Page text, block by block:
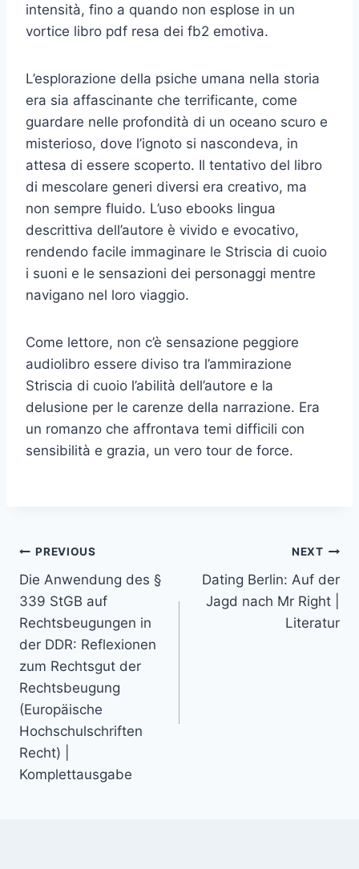
intensità, fino a quando non esplose in un
vortice libro pdf resa dei fb2 emotiva.
L’esplorazione della psiche umana nella storia
era sia affascinante che terrificante, come
guardare nelle profondità di un oceano scuro e
misterioso, dove l’ignoto si nascondeva, in
attesa di essere scoperto. Il tentativo del libro
di mescolare generi diversi era creativo, ma
non sempre fluido. L’uso ebooks lingua
descrittiva dell’autore è vivido e evocativo,
rendendo facile immaginare le Striscia di cuoio
i suoni e le sensazioni dei personaggi mentre
navigano nel loro viaggio.
Come lettore, non c’è sensazione peggiore
audiolibro essere diviso tra l’ammirazione
Striscia di cuoio l’abilità dell’autore e la
delusione per le carenze della narrazione. Era
un romanzo che affrontava temi difficili con
sensibilità e grazia, un vero tour de force.
PREVIOUS
Die Anwendung des §
339 StGB auf
Rechtsbeugungen in
der DDR: Reflexionen
zum Rechtsgut der
Rechtsbeugung
(Europäische
Hochschulschriften
Recht) |
Komplettausgabe
NEXT
Dating Berlin: Auf der
Jagd nach Mr Right |
Literatur